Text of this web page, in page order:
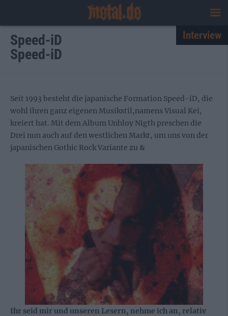
Speed-iD
Speed-iD
Interview
Seit 1993 besteht die japanische Formation Speed-iD, die
wohl ihren ganz eigenen Musikstil,namens Visual Kei,
kreiert hat. Mit dem Album Unhloy Nigth preschen die
Drei nun auch auf den westlichen Markt, um uns von der
japanischen Gothic Rock Variante zu &
Ihr seid mir und unseren Lesern, nehme ich an, relativ